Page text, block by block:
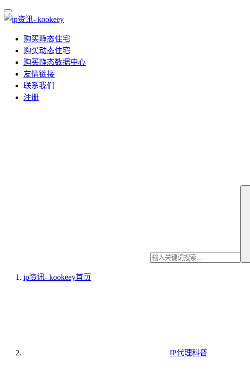
购买静态住宅
购买动态住宅
购买静态数据中心
友情链接
联系我们
注册
ip资讯- kookeey首页
IP代理科普